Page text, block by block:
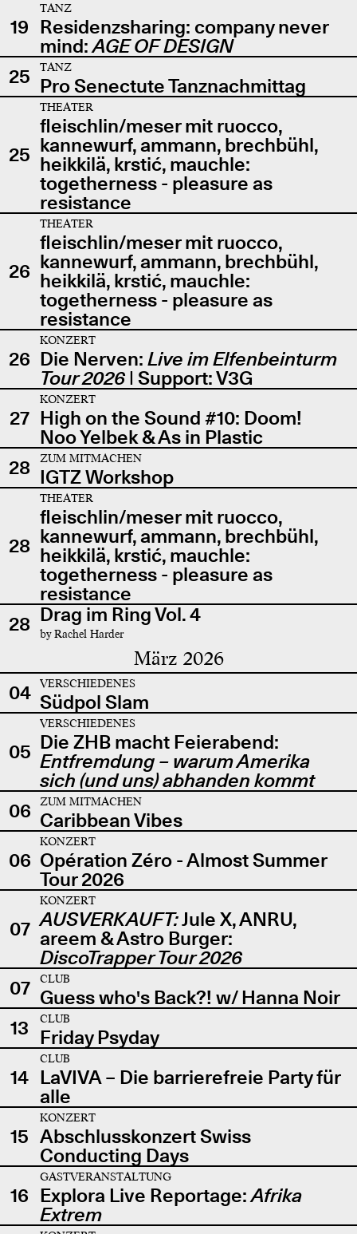
19
TANZ
Residenzsharing: company never
mind:AGE OF DESIGN
25
TANZ
Pro Senectute Tanznachmittag
25
THEATER
fleischlin/meser mit ruocco,
kannewurf, ammann, brechbühl,
heikkilä, krstić, mauchle:
togetherness - pleasure as
resistance
26
THEATER
fleischlin/meser mit ruocco,
kannewurf, ammann, brechbühl,
heikkilä, krstić, mauchle:
togetherness - pleasure as
resistance
26
KONZERT
Die Nerven: Live im Elfenbeinturm
Tour 2026| Support: V3G
27
KONZERT
High on the Sound #10: Doom!
Noo Yelbek & As in Plastic
28
ZUM MITMACHEN
IGTZ Workshop
28
THEATER
fleischlin/meser mit ruocco,
kannewurf, ammann, brechbühl,
heikkilä, krstić, mauchle:
togetherness - pleasure as
resistance
28 Drag im Ring Vol. 4
by Rachel Harder
März 2026
04 VERSCHIEDENES
Südpol Slam
05
VERSCHIEDENES
Die ZHB macht Feierabend:
Entfremdung – warum Amerika
sich (und uns) abhanden kommt
06
ZUM MITMACHEN
Caribbean Vibes
06
KONZERT
Opération Zéro - Almost Summer
Tour 2026
07
KONZERT
AUSVERKAUFT:Jule X, ANRU,
areem & Astro Burger:
DiscoTrapper Tour 2026
07
CLUB
Guess who's Back?! w/ Hanna Noir
13
CLUB
Friday Psyday
14
CLUB
LaVIVA – Die barrierefreie Party für
alle
15
KONZERT
Abschlusskonzert Swiss
Conducting Days
16
GASTVERANSTALTUNG
Explora Live Reportage:Afrika
Extrem